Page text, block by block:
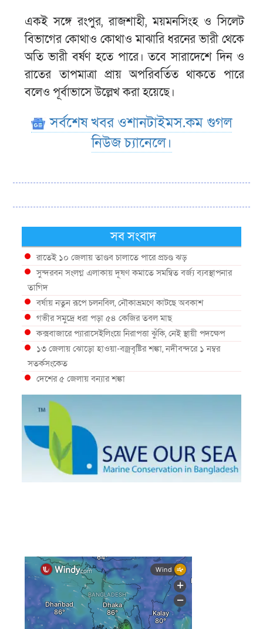
একই সঙ্গে রংপুর, রাজশাহী, ময়মনসিংহ ও সিলেট
বিভাগের কোথাও কোথাও মাঝারি ধরনের ভারী থেকে
অতি ভারী বর্ষণ হতে পারে। তবে সারাদেশে দিন ও
রাতের তাপমাত্রা প্রায় অপরিবর্তিত থাকতে পারে
বলেও পূর্বাভাসে উল্লেখ করা হয়েছে।
সর্বশেষ খবর ওশানটাইমস.কম গুগল
নিউজ চ্যানেলে।
সব সংবাদ
রাতেই ১০ জেলায় তাণ্ডব চালাতে পারে প্রচণ্ড ঝড়
সুন্দরবন সংলগ্ন এলাকায় দূষণ কমাতে সমন্বিত বর্জ্য ব্যবস্থাপনার
তাগিদ
বর্ষায় নতুন রূপে চলনবিল, নৌকাভ্রমণে কাটছে অবকাশ
গভীর সমুদ্রে ধরা পড়া ৫৪ কেজির তবল মাছ
কক্সবাজারে প্যারাসেইলিংয়ে নিরাপত্তা ঝুঁকি, নেই স্থায়ী পদক্ষেপ
১৩ জেলায় ঝোড়ো হাওয়া-বজ্রবৃষ্টির শঙ্কা, নদীবন্দরে ১ নম্বর
সতর্কসংকেত
দেশের ৫ জেলায় বন্যার শঙ্কা
দেশের বিভিন্ন অঞ্চলে বজ্রবৃষ্টির আভাস, ঢাকার আকাশও মেঘলা
আগস্টে টানা বৃষ্টি ও বন্যার আভাস, সাগরে একাধিক লঘুচাপের
শঙ্কা
স্বস্তি ও শঙ্কার পূর্বাভাস দিল আবহাওয়া